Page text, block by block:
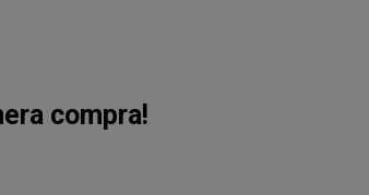
compra!